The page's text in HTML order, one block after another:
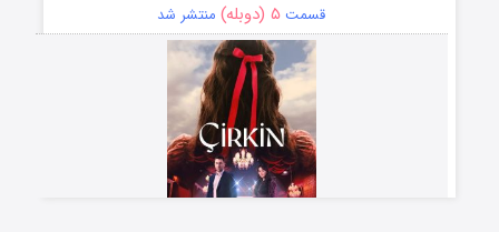
قسمت ۵ (دوبله) منتشر شد